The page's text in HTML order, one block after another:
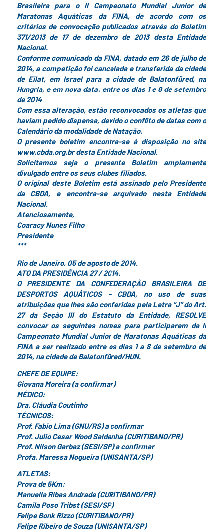
Brasileira para o II Campeonato Mundial Junior de
Maratonas Aquáticas da FINA, de acordo com os
critérios de convocação publicados através do Boletim
371/2013 de 17 de dezembro de 2013 desta Entidade
Nacional.
Conforme comunicado da FINA, datado em 26 de julho de
2014, a competição foi cancelada e transferida da cidade
de Eilat, em Israel para a cidade de Balatonfüred, na
Hungria, e em nova data: entre os dias 1 e 8 de setembro
de 2014
Com essa alteração, estão reconvocados os atletas que
haviam pedido dispensa, devido o conflito de datas com o
Calendário da modalidade de Natação.
O presente boletim encontra-se à disposição no site
www.cbda.org.br desta Entidade Nacional.
Solicitamos seja o presente Boletim amplamente
divulgado entre os seus clubes filiados.
O original deste Boletim está assinado pelo Presidente
da CBDA, e encontra-se arquivado nesta Entidade
Nacional.
Atenciosamente,
Coaracy Nunes Filho
Presidente
***
Rio de Janeiro, 05 de agosto de 2014.
ATO DA PRESIDÊNCIA 27 / 2014.
O PRESIDENTE DA CONFEDERAÇÃO BRASILEIRA DE
DESPORTOS AQUÁTICOS – CBDA, no uso de suas
atribuições que lhes são conferidas pela Letra “J” do Art.
27 da Seção III do Estatuto da Entidade, RESOLVE
convocar os seguintes nomes para participarem da II
Campeonato Mundial Junior de Maratonas Aquáticas da
FINA a ser realizado entre os dias 1 a 8 de setembro de
2014, na cidade de Balatonfüred/HUN.
CHEFE DE EQUIPE:
Giovana Moreira (a confirmar)
MÉDICO:
Dra. Cláudia Coutinho
TÉCNICOS:
Prof. Fabio Lima (GNU/RS) a confirmar
Prof. Julio Cesar Wood Saldanha (CURITIBANO/PR)
Prof. Nilson Garbaz (SESI/SP) a confirmar
Profa. Maressa Nogueira (UNISANTA/SP)
ATLETAS:
Prova de 5Km:
Manuella Ribas Andrade (CURITIBANO/PR)
Camila Poso Tribst (SESI/SP)
Felipe Bonk Rizzo (CURITIBANO/PR)
Felipe Ribeiro de Souza (UNISANTA/SP)